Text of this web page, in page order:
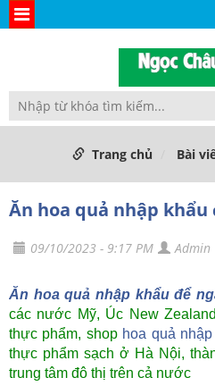
Trang chủ Bài
Ăn hoa quả nhập
09/10/2023 - 9:17 PM Admin
Ăn hoa quả nhập khẩu để
các nước Mỹ, Úc New
thực phẩm, shop hoa quả
thực phẩm sạch ở Hà Nội,
trung tâm đô thị trên cả nước